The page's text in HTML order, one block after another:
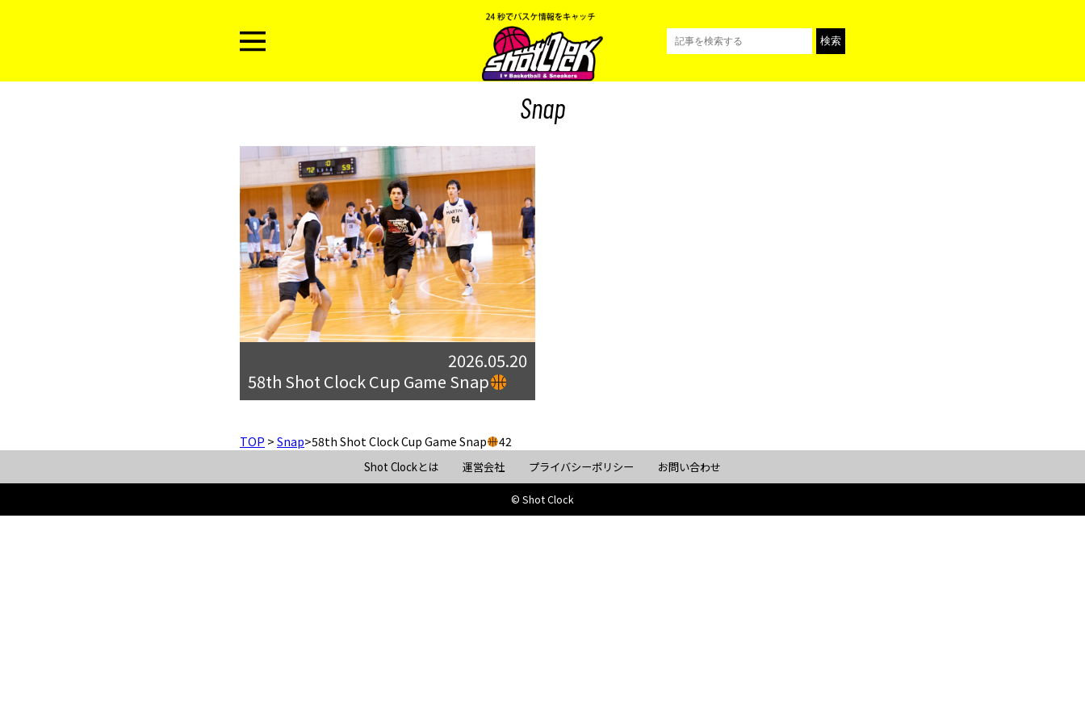
Snap
2026.05.20
58th Shot Clock Cup Game Snap
TOP > Snap>58th Shot Clock Cup Game Snap 42
Shot Clockとは 運営会社 プライバシーポリシー お問い合わせ
© Shot Clock